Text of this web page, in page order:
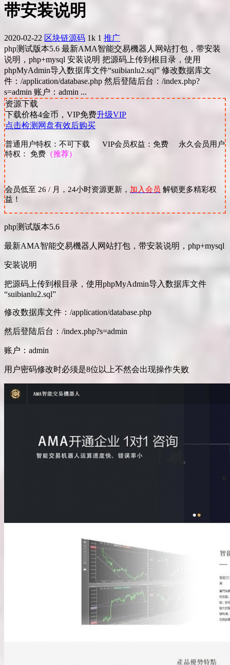
带安装说明
2020-02-22 区块链源码 1k 1 推广
php测试版本5.6 最新AMA智能交易機器人网站打包，带安装
说明，php+mysql 安装说明 把源码上传到根目录，使用
phpMyAdmin导入数据库文件“suibianlu2.sql” 修改数据库文
件：/application/database.php 然后登陆后台：/index.php?
s=admin 账户：admin ...
资源下载
下载价格4金币，VIP免费升级VIP
点击检测网盘有效后购买
普通用户特权：不可下载 VIP会员权益：免费 永久会员用户
特权： 免费 （推荐）
会员低至 26 / 月，24小时资源更新， 加入会员 解锁更多精彩权
益！
php测试版本5.6
最新AMA智能交易機器人网站打包，带安装说明，php+mysql
安装说明
把源码上传到根目录，使用phpMyAdmin导入数据库文件
“suibianlu2.sql”
修改数据库文件：/application/database.php
然后登陆后台：/index.php?s=admin
账户：admin
用户密码修改时必须是8位以上不然会出现操作失败